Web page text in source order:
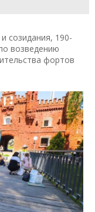
созидания, 190-
возведению
фортов